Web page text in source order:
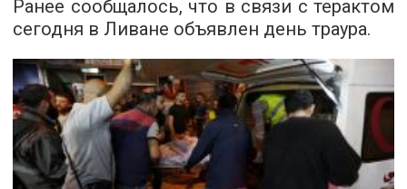
Ранее сообщалось, что в связи с терактом
сегодня в Ливане объявлен день траура.